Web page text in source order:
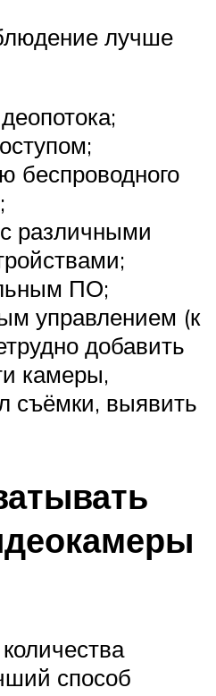
лучше
беспроводного
различными
ПО;
управлением (к
добавить
камеры,
съёмки, выявить
способ